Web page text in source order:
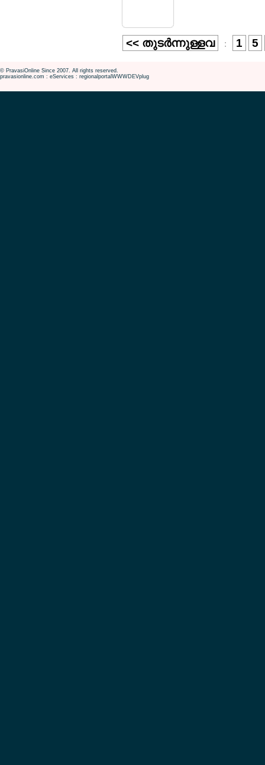
<< തുടര്‍ന്നുള്ളവ : 1 5
© PravasiOnline Since 2007. All rights reserved.
pravasionline.com : eServices : regionalportalWWWDEVplug